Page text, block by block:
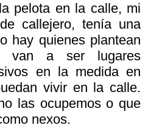
pelota en la calle, mi
callejero, tenía una
hay quienes plantean
van a ser lugares
en la medida en
vivir en la calle.
las ocupemos o que
nexos.